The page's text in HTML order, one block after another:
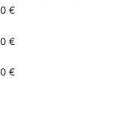
0 €
0 €
0 €